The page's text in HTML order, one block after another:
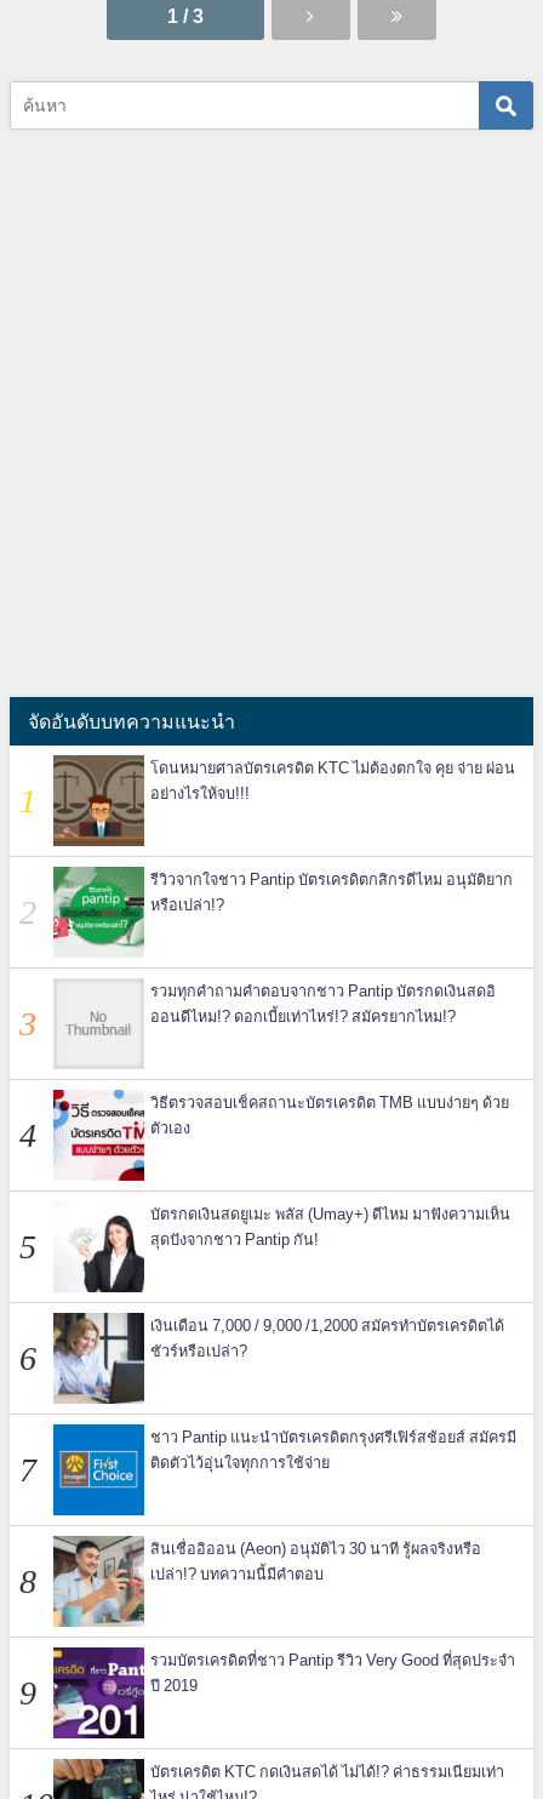
1 / 3
จัดอันดับบทความแนะนำ
โดนหมายศาลบัตรเครดิต KTC ไม่ต้องตกใจ คุย จ่าย ผ่อน
อย่างไรให้จบ!!!
รีวิวจากใจชาว Pantip บัตรเครดิตกสิกรดีไหม อนุมัติยาก
หรือเปล่า!?
รวมทุกคำถามคำตอบจากชาว Pantip บัตรกดเงินสดอิ
ออนดีไหม!? ดอกเบี้ยเท่าไหร่!? สมัครยากไหม!?
วิธีตรวจสอบเช็คสถานะบัตรเครดิต TMB แบบง่ายๆ ด้วย
ตัวเอง
บัตรกดเงินสดยูเมะ พลัส (Umay+) ดีไหม มาฟังความเห็น
สุดปังจากชาว Pantip กัน!
เงินเดือน 7,000 / 9,000 /1,2000 สมัครทำบัตรเครดิตได้
ชัวร์หรือเปล่า?
ชาว Pantip แนะนำบัตรเครดิตกรุงศรีเฟิร์สช้อยส์ สมัครมี
ติดตัวไว้อุ่นใจทุกการใช้จ่าย
สินเชื่ออิออน (Aeon) อนุมัติไว 30 นาที รู้ผลจริงหรือ
เปล่า!? บทความนี้มีคำตอบ
รวมบัตรเครดิตที่ชาว Pantip รีวิว Very Good ที่สุดประจำ
ปี 2019
บัตรเครดิต KTC กดเงินสดได้ ไม่ได้!? ค่าธรรมเนียมเท่า